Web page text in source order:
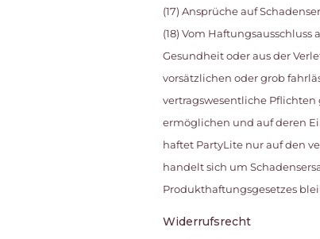
(17) Ansprüche auf
(18) Vom
Gesundheit oder aus der
vorsätzlichen oder grob
vertragswesentliche
ermöglichen und auf deren
haftet PartyLite nur auf den
handelt sich um
Produkthaftungsgesetzes
Widerrufsrecht